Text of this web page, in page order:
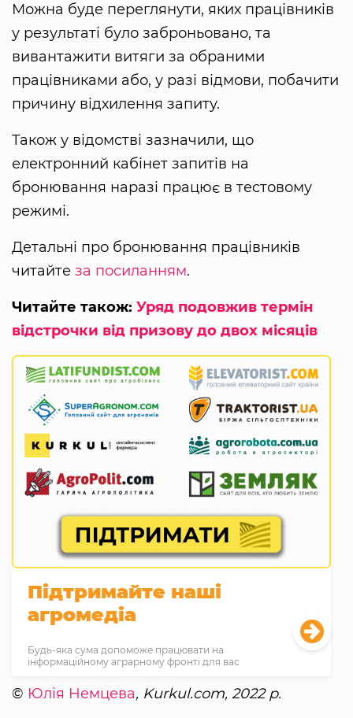
Можна буде переглянути, яких працівників
у результаті було заброньовано, та
вивантажити витяги за обраними
працівниками або, у разі відмови, побачити
причину відхилення запиту.
Також у відомстві зазначили, що
електронний кабінет запитів на
бронювання наразі працює в тестовому
режимі.
Детальні про бронювання працівників
читайте за посиланням.
Читайте також: Уряд подовжив термін
відстрочки від призову до двох місяців
Підтримайте наші
агромедіа
Будь-яка сума допоможе працювати на
інформаційному аграрному фронті для вас
© Юлія Немцева, Kurkul.com, 2022 р.